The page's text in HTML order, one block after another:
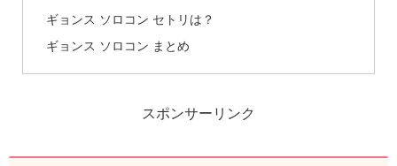
ギョンス ソロコン セトリは？
ギョンス ソロコン まとめ
スポンサーリンク